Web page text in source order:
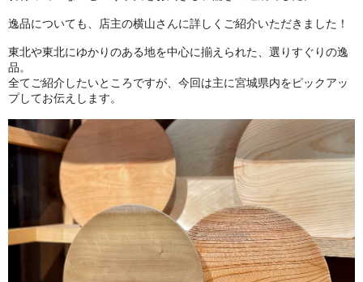
逸品についても、店主の横山さんに詳しくご紹介いただきました！
東北や東北にゆかりのある地を中心に揃えられた、選りすぐりの逸
品。
全てご紹介したいところですが、今回は主に宮城県内をピックアッ
プしてお伝えします。